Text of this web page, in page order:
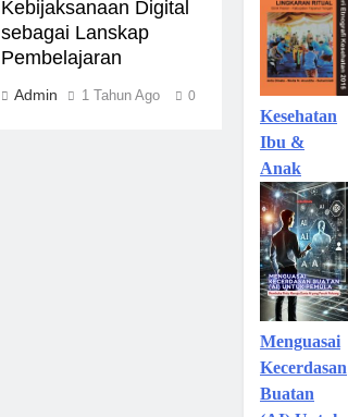
Kebijaksanaan Digital
sebagai Lanskap
Pembelajaran
Admin 1 Tahun Ago 0
Kesehatan
Ibu &
Anak
Menguasai
Kecerdasan
Buatan